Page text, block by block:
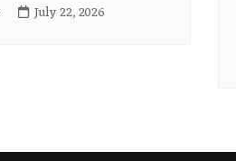
July 22, 2026